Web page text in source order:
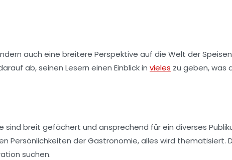
auch eine breitere Perspektive auf die Welt der
ab, seinen Lesern einen Einblick in vieles zu geben, was
breit gefächert und ansprechend für ein diverses
Persönlichkeiten der Gastronomie, alles wird thematisiert.
suchen.